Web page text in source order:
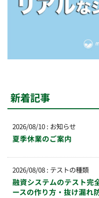
新着記事
2026/08/10 : お知らせ
夏季休業のご案内
2026/08/08 : テストの種類
融資システムのテスト完
ースの作り方・抜け漏れ